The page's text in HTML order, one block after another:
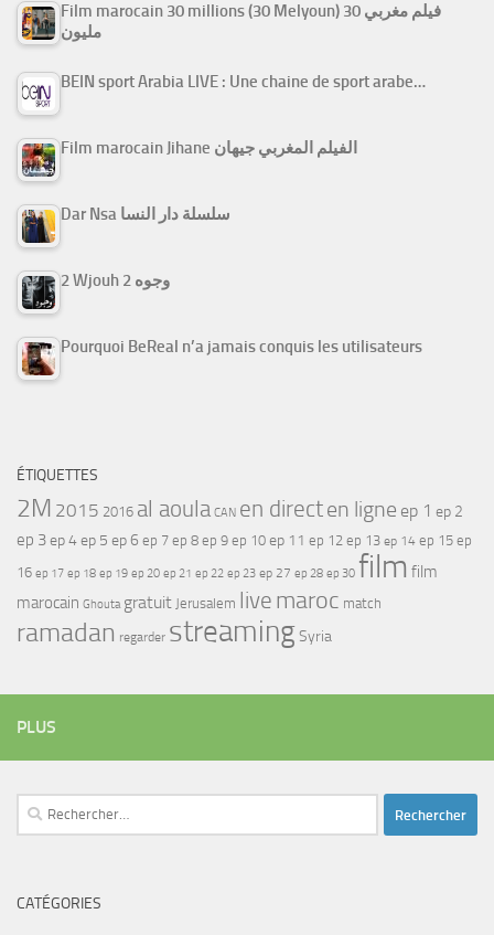
Film marocain 30 millions (30 Melyoun) فيلم مغربي 30
مليون
BEIN sport Arabia LIVE : Une chaine de sport arabe…
Film marocain Jihane الفيلم المغربي جيهان
Dar Nsa سلسلة دار النسا
2 Wjouh 2 وجوه
Pourquoi BeReal n’a jamais conquis les utilisateurs
ÉTIQUETTES
2M 2015 2016 al aoula CAN en directen ligne ep 1 ep 2
ep 3ep 4ep 5 ep 6 ep 7 ep 8 ep 9 ep 10 ep 11 ep 12 ep 13 ep 14 ep 15 ep
16 ep 17 ep 18 ep 19 ep 20 ep 21 ep 22 ep 23 ep 27 ep 28 ep 30 film film
marocain Ghouta gratuit Jerusalem live maroc match
ramadan regarder streamingSyria
PLUS
Rechercher :
CATÉGORIES